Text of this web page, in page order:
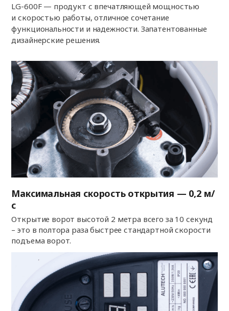
LG-600F — продукт с впечатляющей мощностью
и скоростью работы, отличное сочетание
функциональности и надежности. Запатентованные
дизайнерские решения.
Максимальная скорость открытия — 0,2 м/
с
Открытие ворот высотой 2 метра всего за 10 секунд
– это в полтора раза быстрее стандартной скорости
подъема ворот.